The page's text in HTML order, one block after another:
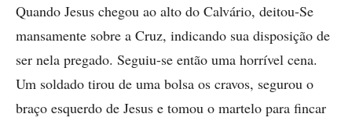
Quando Jesus chegou ao alto do Calvário, deitou-Se
mansamente sobre a Cruz, indicando sua disposição de
ser nela pregado. Seguiu-se então uma horrível cena.
Um soldado tirou de uma bolsa os cravos, segurou o
braço esquerdo de Jesus e tomou o martelo para fincar